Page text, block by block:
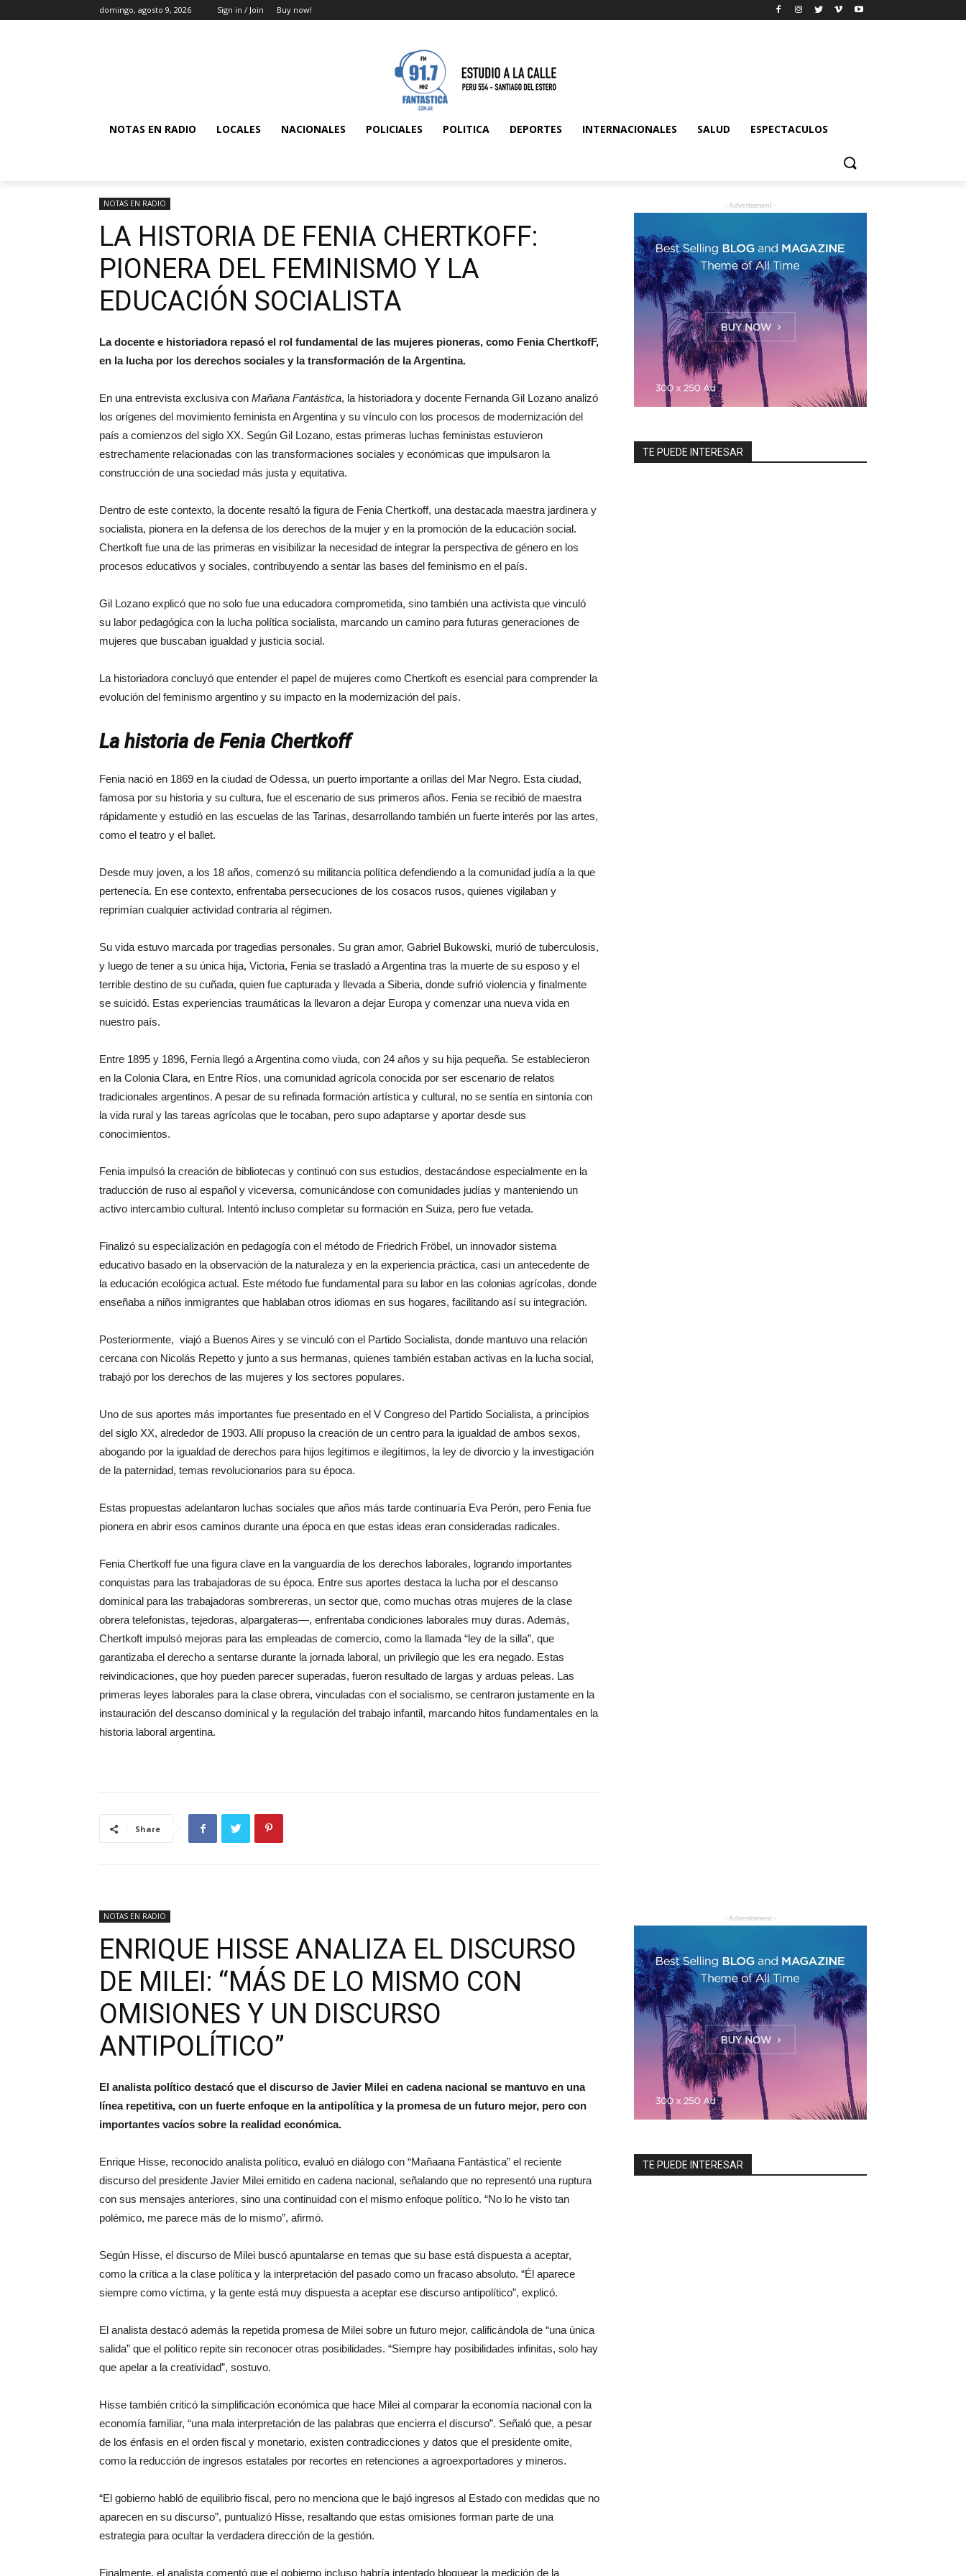
domingo, agosto 9, 2026 Sign in / Join Buy now!
NOTAS EN RADIO LOCALES NACIONALES POLICIALES POLITICA DEPORTES INTERNACIONALES SALUD ESPECTACULOS
NOTAS EN RADIO
LA HISTORIA DE FENIA CHERTKOFF:
PIONERA DEL FEMINISMO Y LA
EDUCACIÓN SOCIALISTA
La docente e historiadora repasó el rol fundamental de las mujeres pioneras, como Fenia ChertkofF,
en la lucha por los derechos sociales y la transformación de la Argentina.
En una entrevista exclusiva con Mañana Fantástica, la historiadora y docente Fernanda Gil Lozano analizó
los orígenes del movimiento feminista en Argentina y su vínculo con los procesos de modernización del
país a comienzos del siglo XX. Según Gil Lozano, estas primeras luchas feministas estuvieron
estrechamente relacionadas con las transformaciones sociales y económicas que impulsaron la
construcción de una sociedad más justa y equitativa.
Dentro de este contexto, la docente resaltó la figura de Fenia Chertkoff, una destacada maestra jardinera y
socialista, pionera en la defensa de los derechos de la mujer y en la promoción de la educación social.
Chertkoft fue una de las primeras en visibilizar la necesidad de integrar la perspectiva de género en los
procesos educativos y sociales, contribuyendo a sentar las bases del feminismo en el país.
Gil Lozano explicó que no solo fue una educadora comprometida, sino también una activista que vinculó
su labor pedagógica con la lucha política socialista, marcando un camino para futuras generaciones de
mujeres que buscaban igualdad y justicia social.
La historiadora concluyó que entender el papel de mujeres como Chertkoft es esencial para comprender la
evolución del feminismo argentino y su impacto en la modernización del país.
La historia de Fenia Chertkoff
Fenia nació en 1869 en la ciudad de Odessa, un puerto importante a orillas del Mar Negro. Esta ciudad,
famosa por su historia y su cultura, fue el escenario de sus primeros años. Fenia se recibió de maestra
rápidamente y estudió en las escuelas de las Tarinas, desarrollando también un fuerte interés por las artes,
como el teatro y el ballet.
Desde muy joven, a los 18 años, comenzó su militancia política defendiendo a la comunidad judía a la que
pertenecía. En ese contexto, enfrentaba persecuciones de los cosacos rusos, quienes vigilaban y
reprimían cualquier actividad contraria al régimen.
Su vida estuvo marcada por tragedias personales. Su gran amor, Gabriel Bukowski, murió de tuberculosis,
y luego de tener a su única hija, Victoria, Fenia se trasladó a Argentina tras la muerte de su esposo y el
terrible destino de su cuñada, quien fue capturada y llevada a Siberia, donde sufrió violencia y finalmente
se suicidó. Estas experiencias traumáticas la llevaron a dejar Europa y comenzar una nueva vida en
nuestro país.
Entre 1895 y 1896, Fernia llegó a Argentina como viuda, con 24 años y su hija pequeña. Se establecieron
en la Colonia Clara, en Entre Ríos, una comunidad agrícola conocida por ser escenario de relatos
tradicionales argentinos. A pesar de su refinada formación artística y cultural, no se sentía en sintonía con
la vida rural y las tareas agrícolas que le tocaban, pero supo adaptarse y aportar desde sus
conocimientos.
Fenia impulsó la creación de bibliotecas y continuó con sus estudios, destacándose especialmente en la
traducción de ruso al español y viceversa, comunicándose con comunidades judías y manteniendo un
activo intercambio cultural. Intentó incluso completar su formación en Suiza, pero fue vetada.
Finalizó su especialización en pedagogía con el método de Friedrich Fröbel, un innovador sistema
educativo basado en la observación de la naturaleza y en la experiencia práctica, casi un antecedente de
la educación ecológica actual. Este método fue fundamental para su labor en las colonias agrícolas, donde
enseñaba a niños inmigrantes que hablaban otros idiomas en sus hogares, facilitando así su integración.
Posteriormente, viajó a Buenos Aires y se vinculó con el Partido Socialista, donde mantuvo una relación
cercana con Nicolás Repetto y junto a sus hermanas, quienes también estaban activas en la lucha social,
trabajó por los derechos de las mujeres y los sectores populares.
Uno de sus aportes más importantes fue presentado en el V Congreso del Partido Socialista, a principios
del siglo XX, alrededor de 1903. Allí propuso la creación de un centro para la igualdad de ambos sexos,
abogando por la igualdad de derechos para hijos legítimos e ilegítimos, la ley de divorcio y la investigación
de la paternidad, temas revolucionarios para su época.
Estas propuestas adelantaron luchas sociales que años más tarde continuaría Eva Perón, pero Fenia fue
pionera en abrir esos caminos durante una época en que estas ideas eran consideradas radicales.
Fenia Chertkoff fue una figura clave en la vanguardia de los derechos laborales, logrando importantes
conquistas para las trabajadoras de su época. Entre sus aportes destaca la lucha por el descanso
dominical para las trabajadoras sombrereras, un sector que, como muchas otras mujeres de la clase
obrera telefonistas, tejedoras, alpargateras—, enfrentaba condiciones laborales muy duras. Además,
Chertkoft impulsó mejoras para las empleadas de comercio, como la llamada “ley de la silla”, que
garantizaba el derecho a sentarse durante la jornada laboral, un privilegio que les era negado. Estas
reivindicaciones, que hoy pueden parecer superadas, fueron resultado de largas y arduas peleas. Las
primeras leyes laborales para la clase obrera, vinculadas con el socialismo, se centraron justamente en la
instauración del descanso dominical y la regulación del trabajo infantil, marcando hitos fundamentales en la
historia laboral argentina.
Share
- Advertisment -
TE PUEDE INTERESAR